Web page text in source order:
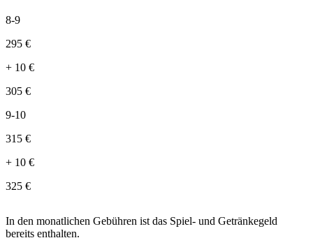
8-9
295 €
+ 10 €
305 €
9-10
315 €
+ 10 €
325 €
In den monatlichen Gebühren ist das Spiel- und Getränkegeld
bereits enthalten.